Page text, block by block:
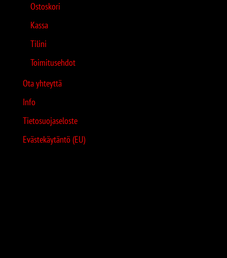
Ostoskori
Kassa
Tilini
Toimitusehdot
Ota yhteyttä
Info
Tietosuojaseloste
Evästekäytäntö (EU)